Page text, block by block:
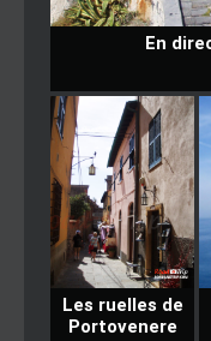
En
Les ruelles de
Portovenere